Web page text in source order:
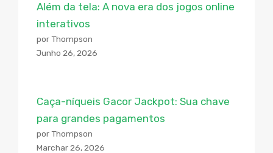
Além da tela: A nova era dos jogos online
interativos
por Thompson
Junho 26, 2026
Caça-níqueis Gacor Jackpot: Sua chave
para grandes pagamentos
por Thompson
Marchar 26, 2026